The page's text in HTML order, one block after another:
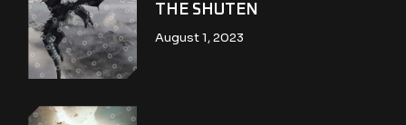
THE SHUTEN
August 1, 2023